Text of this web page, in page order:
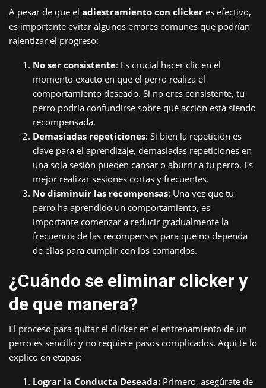
A pesar de que el adiestramiento con clicker es efectivo,
es importante evitar algunos errores comunes que podrían
ralentizar el progreso:
No ser consistente: Es crucial hacer clic en el
momento exacto en que el perro realiza el
comportamiento deseado. Si no eres consistente, tu
perro podría confundirse sobre qué acción está siendo
recompensada.
Demasiadas repeticiones: Si bien la repetición es
clave para el aprendizaje, demasiadas repeticiones en
una sola sesión pueden cansar o aburrir a tu perro. Es
mejor realizar sesiones cortas y frecuentes.
No disminuir las recompensas: Una vez que tu
perro ha aprendido un comportamiento, es
importante comenzar a reducir gradualmente la
frecuencia de las recompensas para que no dependa
de ellas para cumplir con los comandos.
¿Cuándo se eliminar clicker y
de que manera?
El proceso para quitar el clicker en el entrenamiento de un
perro es sencillo y no requiere pasos complicados. Aquí te lo
explico en etapas:
Lograr la Conducta Deseada: Primero, asegúrate de